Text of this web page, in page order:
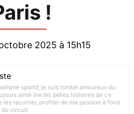
!
2025 à 15h15
sportif, je suis tombé amoureux du
aimé lire les belles histoires de ce
les raconter, profiter de ma passion à fond
du circuit.